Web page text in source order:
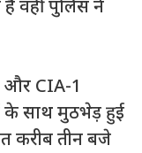
वहीं पुलिस ने
और CIA-1
के साथ मुठभेड़ हुई
करीब तीन बजे